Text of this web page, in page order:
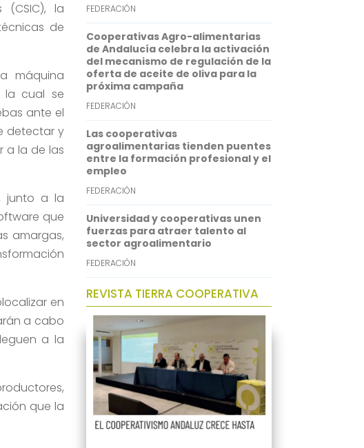
(CSIC), la
de
máquina
la cual se
ante el
detectar y
a la de las
junto a la
que
amargas,
en
a cabo
a la
que la
A
p
p
e
d
I
n
FEDERACIÓN
Cooperativas Agro-alimentarias
de Andalucía celebra la activación
del mecanismo de regulación de la
oferta de aceite de oliva para la
próxima campaña
FEDERACIÓN
Las cooperativas
agroalimentarias tienden puentes
entre la formación profesional y el
empleo
FEDERACIÓN
Universidad y cooperativas unen
fuerzas para atraer talento al
sector agroalimentario
FEDERACIÓN
REVISTA TIERRA COOPERATIVA